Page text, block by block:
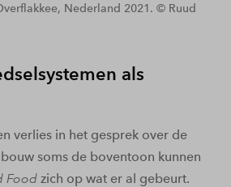
Nederland 2021. © Ruud
als
verlies in het gesprek over de
soms de boventoon kunnen
Food zich op wat er al gebeurt.